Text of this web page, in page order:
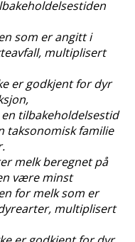
som er angitt i
multiplisert
er godkjent for dyr
tilbakeholdelsestid
taksonomisk familie
melk beregnet på
være minst
for melk som er
multiplisert